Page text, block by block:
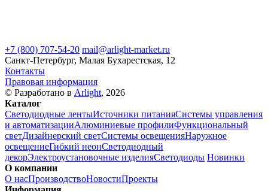
+7 (800) 707-54-20 mail@arlight-market.ru
Санкт-Петербург, Малая Бухарестская, 12
Контакты
Правовая информация
© Разработано в Arlight, 2026
Каталог
Светодиодные лентыИсточники питанияСистемы управления
и автоматизацииАлюминиевые профилиФункциональный
светДизайнерский светСистемы освещенияНаружное
освещениеГибкий неонСветодиодный
декорЭлектроустановочные изделияСветодиоды Новинки
О компании
О насПроизводствоНовостиПроекты